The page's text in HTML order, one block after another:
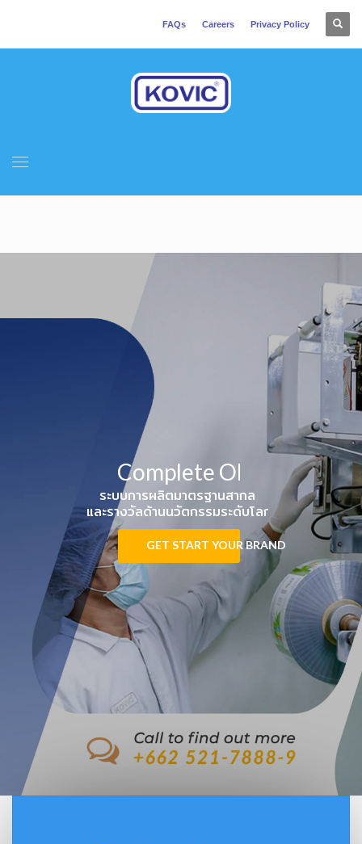
FAQs Careers Privacy Policy
Complete OEM
Health & Beauty
Ecosystem
ระบบการผลิตมาตรฐานสากล
และรางวัลด้านนวัตกรรมระดับโลก
GET START YOUR BRAND